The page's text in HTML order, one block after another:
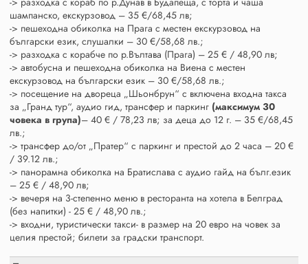
шампанско, екскурзовод – 35 €/68,45 лв;
-> пешеходна обиколка на Прага с местен екскурзовод на
български език, слушалки – 30 €/58,68 лв.;
-> разходка с корабче по р.Вълтава (Прага) – 25 € / 48,90 лв;
-> автобусна и пешеходна обиколка на Виена с местен
екскурзовод на български език – 30 €/58,68 лв.;
-> посещение на двореца „Шьонбрун“ с включена входна такса
за „Гранд тур“, аудио гид, трансфер и паркинг (максимум 30
човека в група)– 40 € / 78,23 лв; за деца до 12 г. – 35 €/68,45
лв.;
-> трансфер до/от „Пратер“ с паркинг и престой до 2 часа – 20 €
/ 39.12 лв.;
-> панорамна обиколка на Братислава с аудио гайд на бълг.език
– 25 € / 48,90 лв;
-> вечеря на 3-степенно меню в ресторанта на хотела в Белград
(без напитки) - 25 € / 48,90 лв.;
-> входни, туристически такси- в размер на 20 евро на човек за
целия престой; билети за градски транспорт.